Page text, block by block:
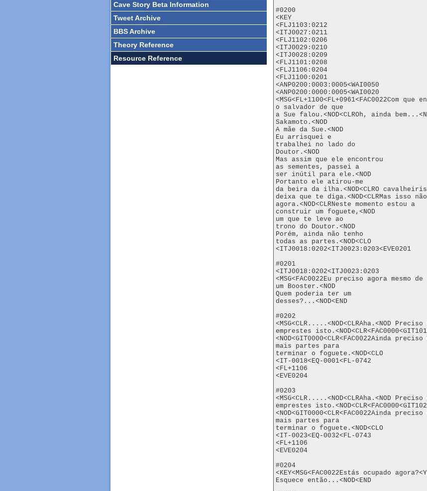
Cave Story Beta Information
Tweet Archive
BBS Archive
Theory Reference
Resource Reference
#0200
<KEY
<FLJ1103:0212
<ITJ0027:0211
<FLJ1102:0206
<ITJ0029:0210
<ITJ0028:0209
<FLJ1101:0208
<FLJ1106:0204
<FLJ1100:0201
<ANP0200:0003:0005<WAI0050
<ANP0200:0000:0005<WAI0020
<MSG<FL+1100<FL+0961<FAC0022Com que
o salvador de que
a Sue falou.<NOD<CLROh, ainda
Sakamoto.<NOD
A mãe da Sue.<NOD
Eu arrisquei e
trabalhei no lado do
Doutor.<NOD
Mas assim que ele encontrou
as sementes, passei a
ser inútil para ele.<NOD
Portanto ele atirou-me
da beira da ilha.<NOD<CLRO
deixa que te diga.<NOD<CLRMas isso
agora.<NOD<CLRNeste momento estou a
construir um foguete,<NOD
um que te leve ao
trono do Doutor.<NOD
Porém, ainda não tenho
todas as partes.<NOD<CLO
<ITJ0018:0202<ITJ0023:0203<EVE0201
#0201
<ITJ0018:0202<ITJ0023:0203
<MSG<FAC0022Eu preciso agora mesmo de
um Booster.<NOD
Quem poderia ter um
desses?...<NOD<END
#0202
<MSG<CLR.....<NOD<CLRAha.<NOD Preciso
emprestes
<NOD<GIT0000<CLR<FAC0022Ainda preciso
mais partes para
terminar o foguete.<NOD<CLO
<IT-0018<EQ-0001<FL-0742
<FL+1106
<EVE0204
#0203
<MSG<CLR.....<NOD<CLRAha.<NOD Preciso
emprestes
<NOD<GIT0000<CLR<FAC0022Ainda preciso
mais partes para
terminar o foguete.<NOD<CLO
<IT-0023<EQ-0032<FL-0743
<FL+1106
<EVE0204
#0204
<KEY<MSG<FAC0022Estás ocupado
Esquece então...<NOD<END